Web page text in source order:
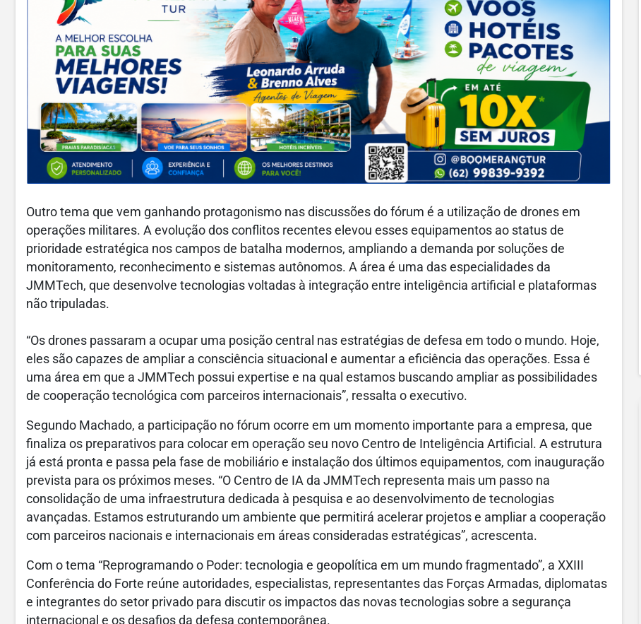
Outro tema que vem ganhando protagonismo nas discussões do fórum é a utilização de drones em
operações militares. A evolução dos conflitos recentes elevou esses equipamentos ao status de
prioridade estratégica nos campos de batalha modernos, ampliando a demanda por soluções de
monitoramento, reconhecimento e sistemas autônomos. A área é uma das especialidades da
JMMTech, que desenvolve tecnologias voltadas à integração entre inteligência artificial e plataformas
não tripuladas.
“Os drones passaram a ocupar uma posição central nas estratégias de defesa em todo o mundo. Hoje,
eles são capazes de ampliar a consciência situacional e aumentar a eficiência das operações. Essa é
uma área em que a JMMTech possui expertise e na qual estamos buscando ampliar as possibilidades
de cooperação tecnológica com parceiros internacionais”, ressalta o executivo.
Segundo Machado, a participação no fórum ocorre em um momento importante para a empresa, que
finaliza os preparativos para colocar em operação seu novo Centro de Inteligência Artificial. A estrutura
já está pronta e passa pela fase de mobiliário e instalação dos últimos equipamentos, com inauguração
prevista para os próximos meses. “O Centro de IA da JMMTech representa mais um passo na
consolidação de uma infraestrutura dedicada à pesquisa e ao desenvolvimento de tecnologias
avançadas. Estamos estruturando um ambiente que permitirá acelerar projetos e ampliar a cooperação
com parceiros nacionais e internacionais em áreas consideradas estratégicas”, acrescenta.
Com o tema “Reprogramando o Poder: tecnologia e geopolítica em um mundo fragmentado”, a XXIII
Conferência do Forte reúne autoridades, especialistas, representantes das Forças Armadas, diplomatas
e integrantes do setor privado para discutir os impactos das novas tecnologias sobre a segurança
internacional e os desafios da defesa contemporânea.